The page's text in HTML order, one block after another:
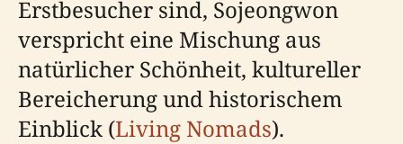
Erstbesucher sind, Sojeongwon
verspricht eine Mischung aus
natürlicher Schönheit, kultureller
Bereicherung und historischem
Einblick (Living Nomads).